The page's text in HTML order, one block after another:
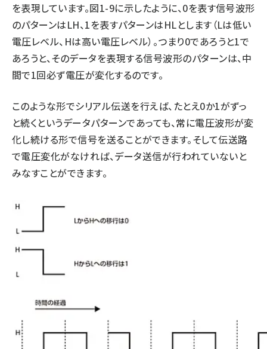
を表現しています。図1-9に示したように、0を表す信号波形
のパターンはLH、1を表すパターンはHLとします（Lは低い
電圧レベル、Hは高い電圧レベル）。つまり0であろうと1で
あろうと、そのデータを表現する信号波形のパターンは、中
間で1回必ず電圧が変化するのです。
このような形でシリアル伝送を行えば、たとえ0か1がずっ
と続くというデータパターンであっても、常に電圧波形が変
化し続ける形で信号を送ることができます。そして伝送路
で電圧変化がなければ、データ送信が行われていないと
みなすことができます。